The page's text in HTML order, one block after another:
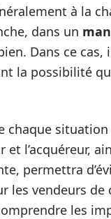
à la
dans un
Dans ce
la possibilité
l’acquéreur,
permettra
les vendeurs
les